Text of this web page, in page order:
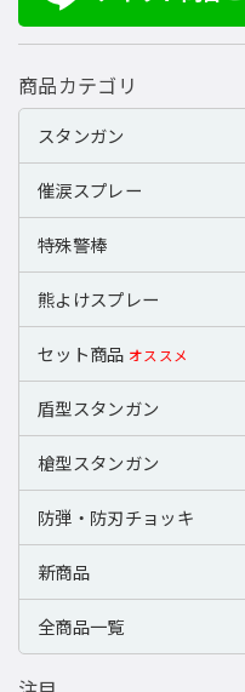
商品カテゴリ
スタンガン
催涙スプレー
特殊警棒
熊よけスプレー
セット商品 オススメ
盾型スタンガン
槍型スタンガン
防弾・防刃チョッキ
新商品
全商品一覧